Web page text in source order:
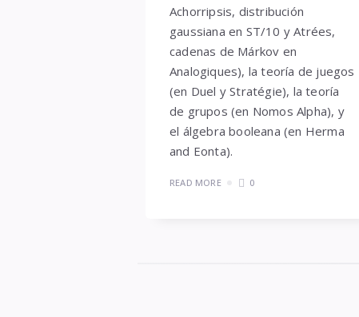
Achorripsis, distribución
gaussiana en ST/10 y Atrées,
cadenas de Márkov en
Analogiques), la teoría de juegos
(en Duel y Stratégie), la teoría
de grupos (en Nomos Alpha), y
el álgebra booleana (en Herma
and Eonta).
READ MORE 0